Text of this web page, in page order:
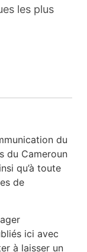
les plus
du
du Cameroun
qu’à toute
de
ici avec
à laisser un